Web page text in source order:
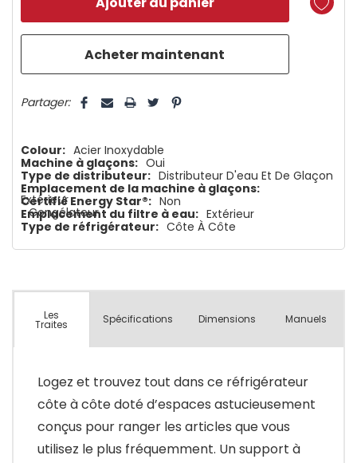
plus
Partager:
Colour: Acier Inoxydable
Machine à glaçons: Oui
Type de distributeur: Distributeur D'eau Et De Glaçon
Extérieur
Emplacement de la machine à glaçons:
Congélateur
Certifié Energy Star®: Non
Emplacement du filtre à eau: Extérieur
Type de réfrigérateur: Côte À Côte
Les
Traites Spécifications Dimensions Manuels
Logez et trouvez tout dans ce réfrigérateur
côte à côte doté d’espaces astucieusement
conçus pour ranger les articles que vous
utilisez le plus fréquemment. Un support à